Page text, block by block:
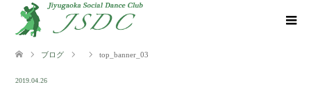
ブログ top_banner_03
2019.04.26